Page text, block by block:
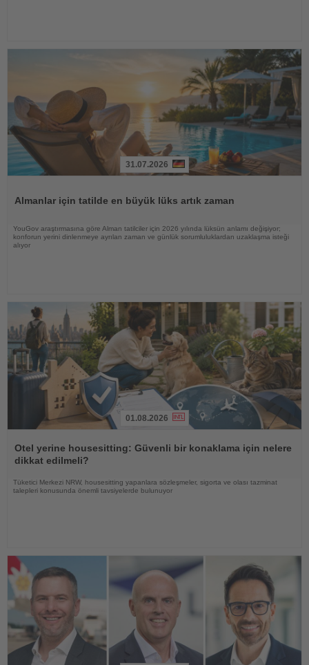
31.07.2026
Almanlar için tatilde en büyük lüks artık zaman
YouGov araştırmasına göre Alman tatilciler için 2026 yılında lüksün anlamı değişiyor;
konforun yerini dinlenmeye ayrılan zaman ve günlük sorumluluklardan uzaklaşma isteği
alıyor
Oku
01.08.2026
Otel yerine housesitting: Güvenli bir konaklama için nelere
dikkat edilmeli?
Tüketici Merkezi NRW, housesitting yapanlara sözleşmeler, sigorta ve olası tazminat
talepleri konusunda önemli tavsiyelerde bulunuyor